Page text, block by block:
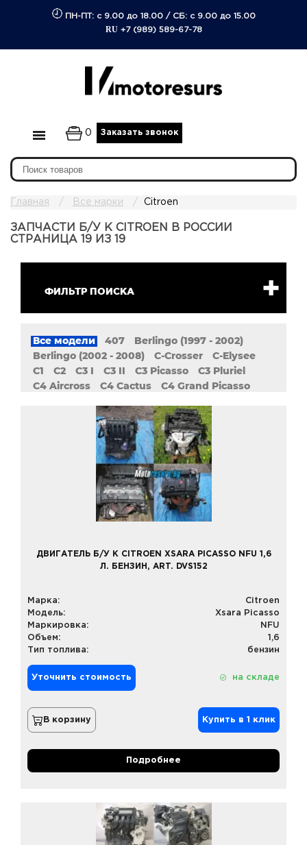
ПН-ПТ: с 9.00 до 18.00/ СБ: с 9.00 до 15.00
RU +7 (989) 589-67-78
0 Заказать звонок
Главная Все марки Citroen
ЗАПЧАСТИ Б/У К CITROEN В РОССИИ
СТРАНИЦА 19 ИЗ 19
ФИЛЬТР ПОИСКА
Все модели 407
Berlingo (1997 - 2002)
Berlingo (2002 - 2008)
C-Crosser
C-Elysee
C1
C2 C3 I C3 II C3 Picasso
C3 Pluriel
C4 Aircross
C4 Cactus
C4 Grand Picasso
C4 Picasso II
C5 Aircross C5 I C5 II
DS5
Evasion
Jumper (1994 - 2002)
Jumper (2002 - 2006)
Jumper (2006 - 2014)
Jumper (Relay)
Nemo Saxo
XM
Xantia (1993 - 1998)
Xantia (1998 - 2003)
Xsara (1997 - 2010)
Xsara Picasso
ДВИГАТЕЛЬ Б/У К CITROEN XSARA PICASSO NFU 1,6
Л. БЕНЗИН, ART. DVS152
Марка:
Citroen
Модель:
Xsara Picasso
Маркировка:
NFU
Объем:
1,6
Тип топлива:
бензин
Уточнить стоимость на складе
В корзину Купить в 1 клик
Подробнее